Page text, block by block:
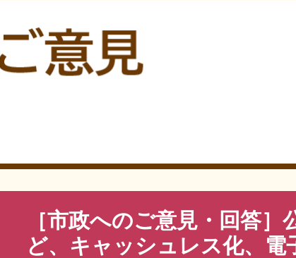
［市政へのご意見・回答
ど、キャッシュレス化、電